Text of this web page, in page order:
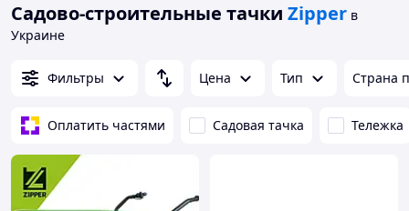
Садово-строительные тачки Zipper в
Украине
Фильтры Цена Тип Страна
Оплатить частями Садовая тачка Тележка